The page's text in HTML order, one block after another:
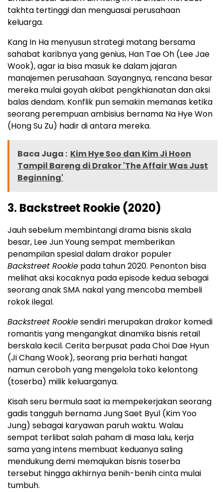
takhta tertinggi dan menguasai perusahaan
keluarga.
Kang In Ha menyusun strategi matang bersama
sahabat karibnya yang genius, Han Tae Oh (Lee Jae
Wook), agar ia bisa masuk ke dalam jajaran
manajemen perusahaan. Sayangnya, rencana besar
mereka mulai goyah akibat pengkhianatan dan aksi
balas dendam. Konflik pun semakin memanas ketika
seorang perempuan ambisius bernama Na Hye Won
(Hong Su Zu) hadir di antara mereka.
Baca Juga : Kim Hye Soo dan Kim Ji Hoon
Tampil Bareng di Drakor 'The Affair Was Just
Beginning'
3. Backstreet Rookie (2020)
Jauh sebelum membintangi drama bisnis skala
besar, Lee Jun Young sempat memberikan
penampilan spesial dalam drakor populer
Backstreet Rookie pada tahun 2020. Penonton bisa
melihat aksi kocaknya pada episode kedua sebagai
seorang anak SMA nakal yang mencoba membeli
rokok ilegal.
Backstreet Rookiesendiri merupakan drakor komedi
romantis yang mengangkat dinamika bisnis retail
berskala kecil. Cerita berpusat pada Choi Dae Hyun
(Ji Chang Wook), seorang pria berhati hangat
namun ceroboh yang mengelola toko kelontong
(toserba) milik keluarganya.
Kisah seru bermula saat ia mempekerjakan seorang
gadis tangguh bernama Jung Saet Byul (Kim Yoo
Jung) sebagai karyawan paruh waktu. Walau
sempat terlibat salah paham di masa lalu, kerja
sama yang intens membuat keduanya saling
mendukung demi memajukan bisnis toserba
tersebut hingga akhirnya benih-benih cinta mulai
tumbuh.